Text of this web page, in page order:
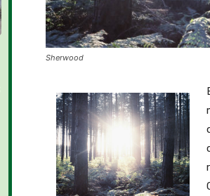
Sherwood